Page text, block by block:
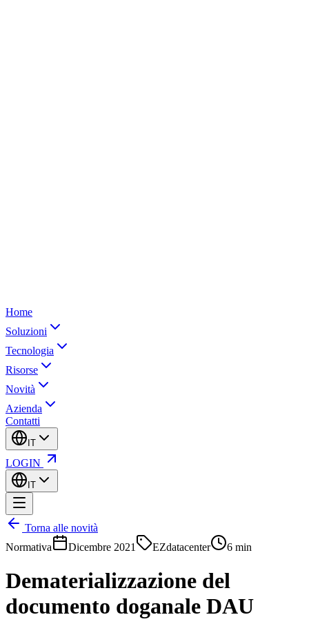
Home
Soluzioni
Tecnologia
Risorse
Novità
Azienda
Contatti
IT
LOGIN
IT
Torna alle novità
Normativa
Dicembre 2021 EZdatacenter 6 min
Dematerializzazione del
documento doganale DAU